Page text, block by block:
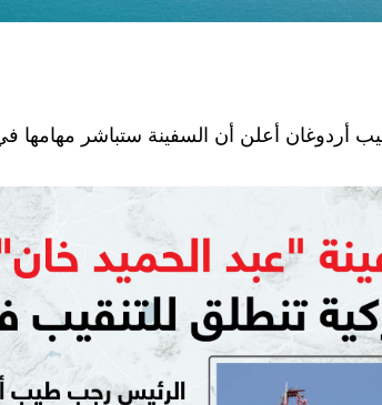
أعلن أن السفينة ستباشر مهامها في بئر "يوروكلار-1"،